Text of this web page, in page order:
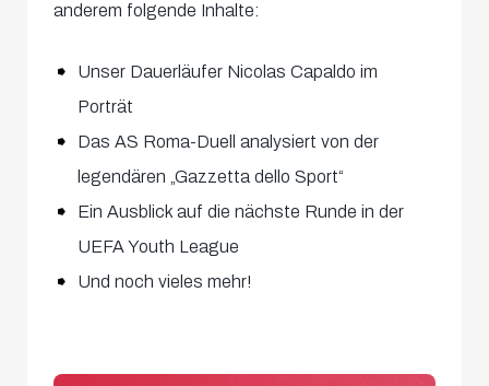
anderem folgende Inhalte:
Unser Dauerläufer Nicolas Capaldo im
Porträt
Das AS Roma-Duell analysiert von der
legendären „Gazzetta dello Sport“
Ein Ausblick auf die nächste Runde in der
UEFA Youth League
Und noch vieles mehr!